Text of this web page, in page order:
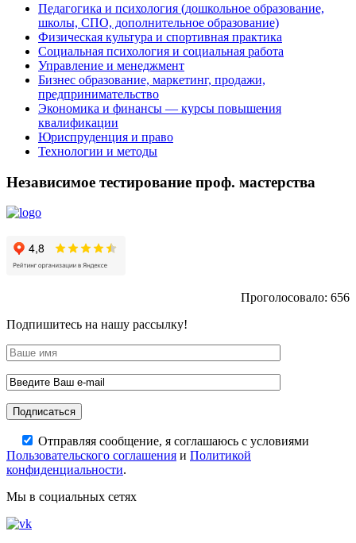
Педагогика и психология (дошкольное образование,
школы, СПО, дополнительное образование)
Физическая культура и спортивная практика
Социальная психология и социальная работа
Управление и менеджмент
Бизнес образование, маркетинг, продажи,
предпринимательство
Экономика и финансы — курсы повышения
квалификации
Юриспруденция и право
Технологии и методы
Независимое тестирование проф. мастерства
Проголосовало: 656
Подпишитесь на нашу рассылку!
Отправляя сообщение, я соглашаюсь с условиями
Пользовательского соглашения и Политикой
конфиденциальности.
Мы в социальных сетях